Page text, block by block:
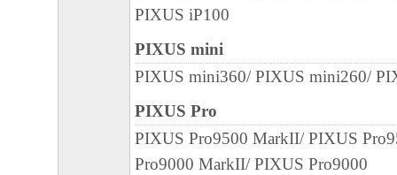
PIXUS iP100
PIXUS mini
PIXUS mini360/ PIXUS mini260/
PIXUS Pro
PIXUS Pro9500 MarkII/ PIXUS
Pro9000 MarkII/ PIXUS Pro9000